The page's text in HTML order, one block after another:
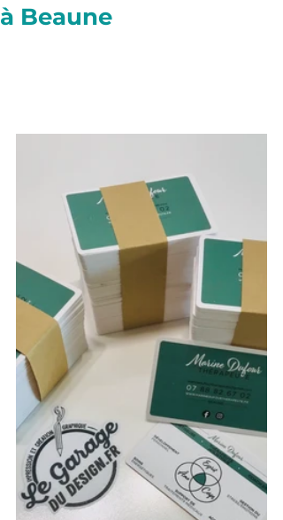
à Beaune